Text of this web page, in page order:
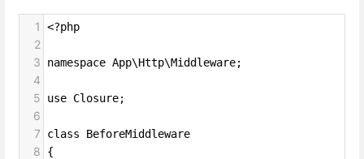
1 <?php
2
3
namespace App\Http\Middleware;
4
5
use Closure;
6
7
class BeforeMiddleware
8 {